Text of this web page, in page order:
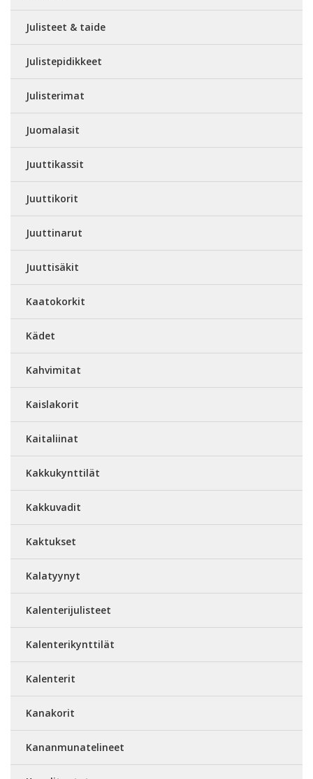
Julisteet & taide
Julistepidikkeet
Julisterimat
Juomalasit
Juuttikassit
Juuttikorit
Juuttinarut
Juuttisäkit
Kaatokorkit
Kädet
Kahvimitat
Kaislakorit
Kaitaliinat
Kakkukynttilät
Kakkuvadit
Kaktukset
Kalatyynyt
Kalenterijulisteet
Kalenterikynttilät
Kalenterit
Kanakorit
Kananmunatelineet